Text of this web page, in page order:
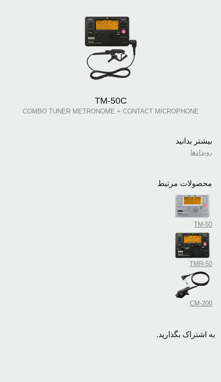
TM-50C
COMBO TUNER METRONOME + CONTACT MICROPHONE
بیشتر بدانید
رویدادها
محصولات مرتبط
TM-50
TMR-50
CM-200
به اشتراک بگذارید.